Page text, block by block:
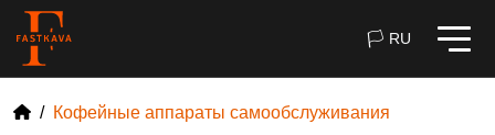
🏳 RU
Кофейные аппараты самообслуживания